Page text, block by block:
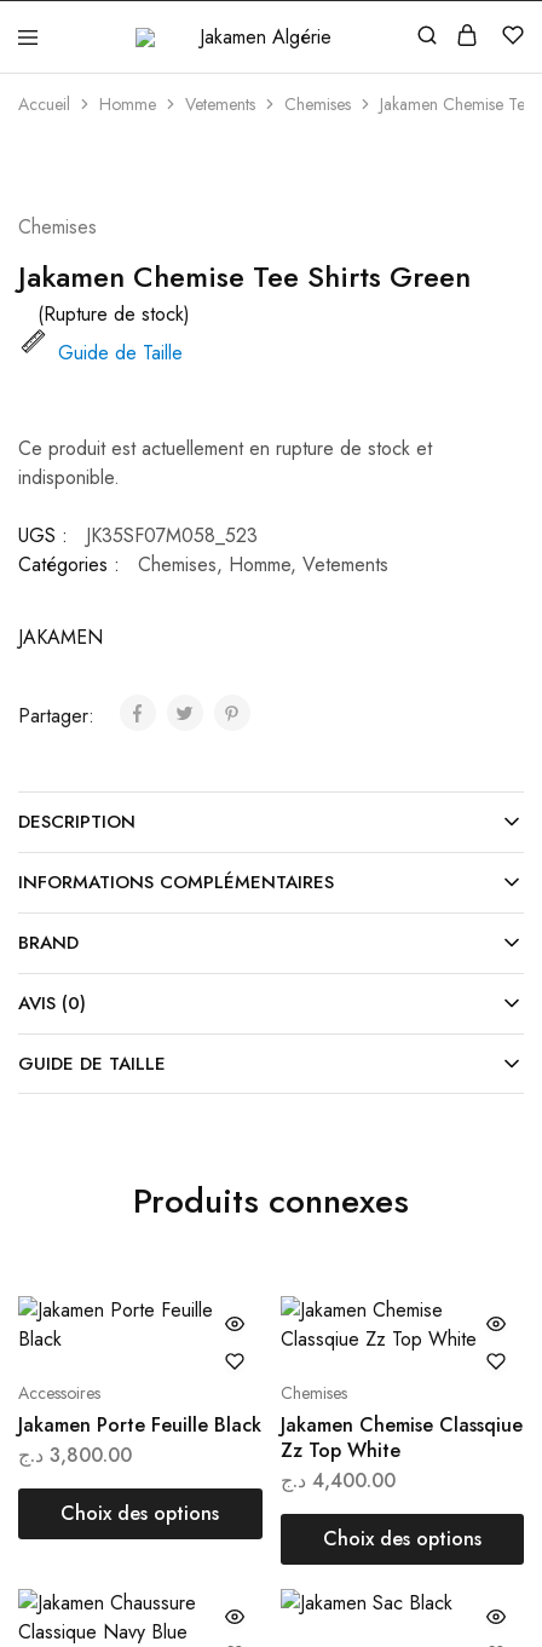
Jakamen
Algérie
Accueil Homme Vetements Chemises Jakamen Chemise
Chemises
Jakamen Chemise Tee Shirts Green
(Rupture de stock)
Guide de Taille
Ce produit est actuellement en rupture de stock et
indisponible.
UGS :
JK35SF07M058_523
Catégories :
Chemises, Homme, Vetements
JAKAMEN
Partager:
DESCRIPTION
INFORMATIONS COMPLÉMENTAIRES
BRAND
AVIS (0)
GUIDE DE TAILLE
Produits connexes
Accessoires
Jakamen Porte Feuille Black
3,800.00 د.ج
Choix des options
Chemises
Jakamen Chemise Classqiue
Zz Top White
4,400.00 د.ج
Choix des options